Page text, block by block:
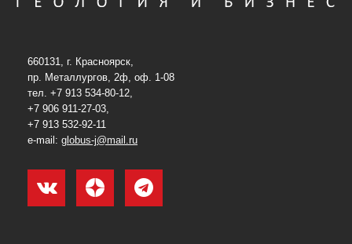
660131, г. Красноярск,
пр. Металлургов, 2ф, оф. 1-08
тел. +7 913 534-80-12,
+7 906 911-27-03,
+7 913 532-92-11
e-mail: globus-j@mail.ru